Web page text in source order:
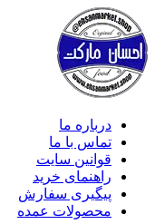
درباره ما
تماس با ما
قوانین سایت
راهنمای خرید
پیگیری سفارش
محصولات عمده